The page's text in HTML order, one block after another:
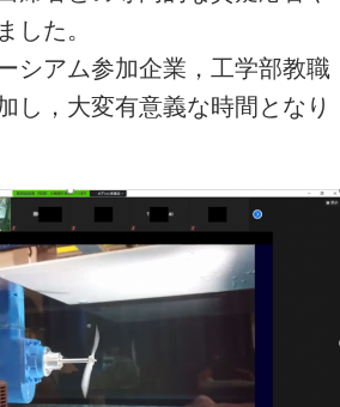
した。
シアム参加企業，工学部教職
し，大変有意義な時間となり